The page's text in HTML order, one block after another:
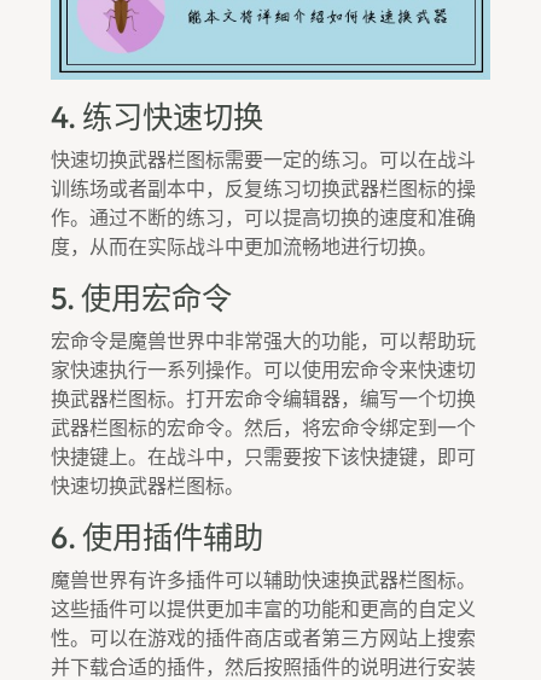
4. 练习快速切换
快速切换武器栏图标需要一定的练习。可以在战斗
训练场或者副本中，反复练习切换武器栏图标的操
作。通过不断的练习，可以提高切换的速度和准确
度，从而在实际战斗中更加流畅地进行切换。
5. 使用宏命令
宏命令是魔兽世界中非常强大的功能，可以帮助玩
家快速执行一系列操作。可以使用宏命令来快速切
换武器栏图标。打开宏命令编辑器，编写一个切换
武器栏图标的宏命令。然后，将宏命令绑定到一个
快捷键上。在战斗中，只需要按下该快捷键，即可
快速切换武器栏图标。
6. 使用插件辅助
魔兽世界有许多插件可以辅助快速换武器栏图标。
这些插件可以提供更加丰富的功能和更高的自定义
性。可以在游戏的插件商店或者第三方网站上搜索
并下载合适的插件，然后按照插件的说明进行安装